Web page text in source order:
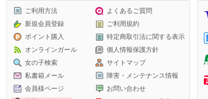
メニュー
ご利用方法
新規会員登録
ポイント購入
オンラインガール
女の子検索
私書箱メール
会員様ページ
よくあるご質問
ご利用規約
特定商取引法に関する表示
個人情報保護方針
サイトマップ
障害・メンテナンス情報
お問い合わせ